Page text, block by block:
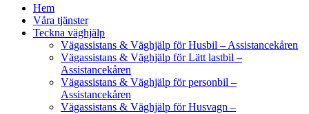
Hem
Våra tjänster
Teckna väghjälp
Vägassistans & Väghjälp för Husbil – Assistancekåren
Vägassistans & Väghjälp för Lätt lastbil –
Assistancekåren
Vägassistans & Väghjälp för personbil –
Assistancekåren
Vägassistans & Väghjälp för Husvagn –